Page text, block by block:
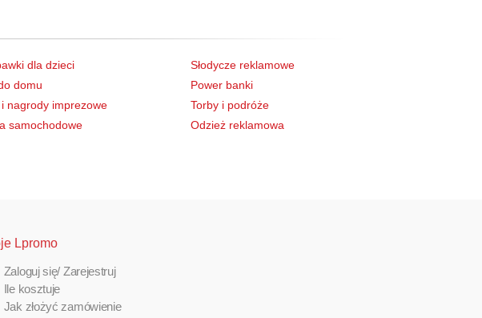
dla dzieci
domu
nagrody imprezowe
samochodowe
Słodycze reklamowe
Power banki
Torby i podróże
Odzież reklamowa
Lpromo
Zaloguj się/ Zarejestruj
Ile kosztuje
Jak złożyć zamówienie